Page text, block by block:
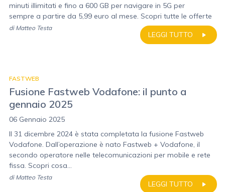
minuti illimitati e fino a 600 GB per navigare in 5G per
sempre a partire da 5,99 euro al mese. Scopri tutte le offerte
LEGGI TUTTO
di Matteo Testa
FASTWEB
Fusione Fastweb Vodafone: il punto a
gennaio 2025
06 Gennaio 2025
Il 31 dicembre 2024 è stata completata la fusione Fastweb
Vodafone. Dall’operazione è nato Fastweb + Vodafone, il
secondo operatore nelle telecomunicazioni per mobile e rete
fissa. Scopri cosa...
LEGGI TUTTO
di Matteo Testa